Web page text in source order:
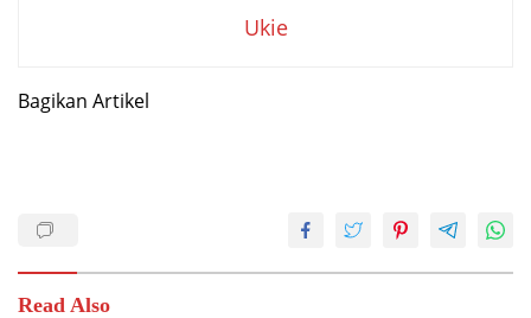
Ukie
Bagikan Artikel
Read Also